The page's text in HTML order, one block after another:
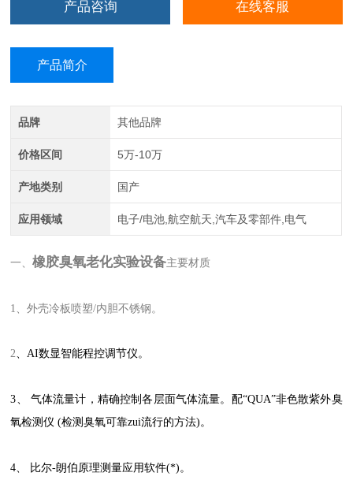
产品咨询 在线客服
产品简介
品牌 其他品牌
价格区间 5万-10万
产地类别 国产
应用领域 电子/电池,航空航天,汽车及零部件,电气
一、橡胶臭氧老化实验设备主要材质
1、外壳冷板喷塑/内胆不锈钢。
2、AI数显智能程控调节仪。
3、 气体流量计 ，精确控制各层面气体流量。配“QUA”非色散紫外臭
氧检测仪 (检测臭氧可靠zui流行的方法)。
4、 比尔-朗伯原理测量应用软件(*)。